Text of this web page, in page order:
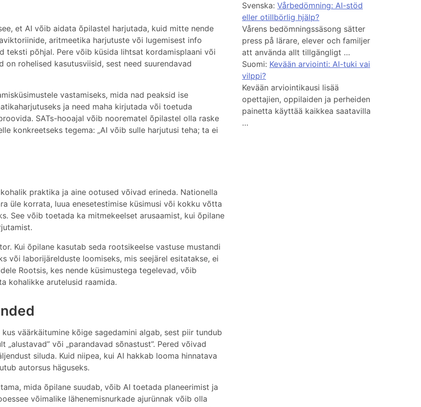
et AI võib aidata õpilastel harjutada, kuid mitte nende
aritmeetika harjutuste või lugemisest info
teksti põhjal. Pere võib küsida lihtsat kordamisplaani või
rohelised kasutusviisid, sest need suurendavad
vastamiseks, mida nad peaksid ise
ja need maha kirjutada või toetuda
SATs-hooajal võib noorematel õpilastel olla raske
konkreetseks tegema: „AI võib sulle harjutusi teha; ta ei
praktika ja aine ootused võivad erineda. Nationella
üle korrata, luua enesetestimise küsimusi või kokku võtta
See võib toetada ka mitmekeelset arusaamist, kui õpilane
Kui õpilane kasutab seda rootsikeelse vastuse mustandi
või laborijärelduste loomiseks, mis seejärel esitatakse, ei
Rootsis, kes nende küsimustega tegelevad, võib
kohalikke arutelusid raamida.
väärkäitumine kõige sagedamini algab, sest piir tundub
või „parandavad sõnastust”. Pered võivad
siluda. Kuid niipea, kui AI hakkab looma hinnatava
autorsus häguseks.
mida õpilane suudab, võib AI toetada planeerimist ja
võimalike lähenemisnurkade ajurünnak võib olla
Svenska: Vårbedömning: AI-stöd
eller otillbörlig hjälp?
Vårens bedömningssäsong sätter
press på lärare, elever och familjer
att använda allt tillgängligt …
Suomi: Kevään arviointi: AI-tuki vai
vilppi?
Kevään arviointikausi lisää
opettajien, oppilaiden ja perheiden
painetta käyttää kaikkea saatavilla
…